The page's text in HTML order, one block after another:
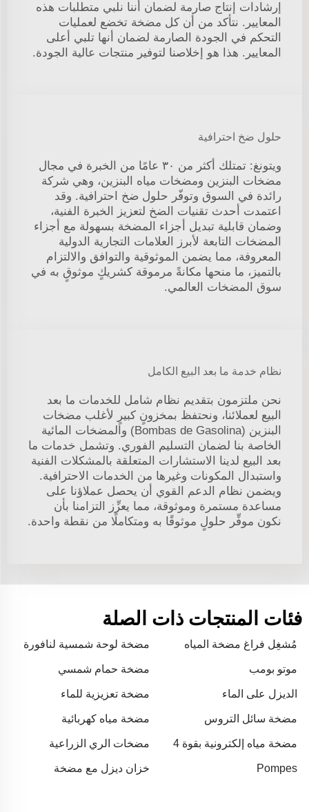
إرشادات إنتاج صارمة لضمان أننا نلبي متطلبات هذه
المعايير. نتأكد من أن كل مضخة تخضع لعمليات
التحكم في الجودة الصارمة لضمان أنها تلبي أعلى
المعايير. هذا هو إخلاصنا لتوفير منتجات عالية الجودة.
حلول ضخ احترافية
ويتونغ: تمتلك أكثر من ٣٠ عامًا من الخبرة في مجال
مضخات البنزين ومضخات مياه البنزين، وهي شركة
رائدة في السوق وتوفّر حلول ضخ احترافية. وقد
اعتمدت أحدث تقنيات الضخ لتعزيز الخبرة الفنية،
وضمان قابلية تبديل أجزاء المضخة بسهولة مع أجزاء
المضخات التابعة لأبرز العلامات التجارية الدولية
المعروفة، مما يضمن الموثوقية والتوافق والالتزام
بالتميز، ما منحها مكانةً مرموقة كشريكٍ موثوقٍ به في
سوق المضخات العالمي.
نظام خدمة ما بعد البيع الكامل
نحن ملتزمون بتقديم نظام شامل للخدمات ما بعد
البيع لعملائنا، ونحتفظ بمخزونٍ كبيرٍ لأغلب مضخات
البنزين (Bombas de Gasolina) والمضخات المائية
الخاصة بنا لضمان التسليم الفوري. وتشمل خدمات ما
بعد البيع لدينا الاستشارات المتعلقة بالمشكلات الفنية
واستبدال المكونات وغيرها من الخدمات الاحترافية.
ويضمن نظام الدعم القوي أن يحصل عملاؤنا على
مساعدة مستمرة وموثوقة، مما يعزِّز التزامنا بأن
نكون موفِّر حلولٍ موثوقًا به ومتكاملًا من نقطة واحدة.
فئات المنتجات ذات الصلة
مُشغِل فراغ مضخة المياه مضخة لوحة شمسية لنافورة
موتو بومب مضخة حمام شمسي
الديزل على الماء مضخة تعزيزية للماء
مضخة سائل التروس مضخة مياه كهربائية
مضخة مياه إلكترونية بقوة 4
مضخات الري الزراعية
Pompes
خزان ديزل مع مضخة